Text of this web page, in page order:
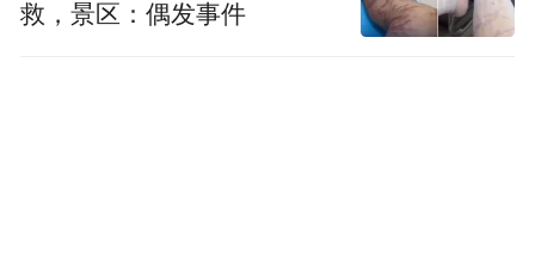
救，景区：偶发事件